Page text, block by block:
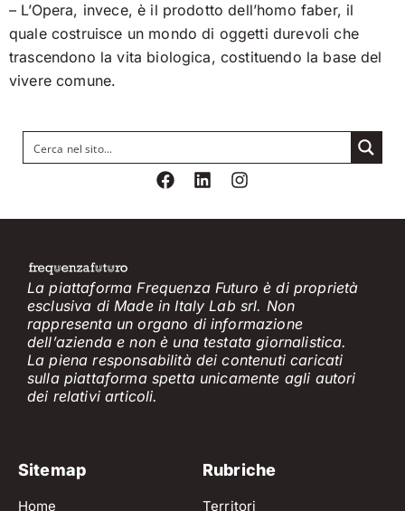
– L’Opera, invece, è il prodotto dell’homo faber, il
quale costruisce un mondo di oggetti durevoli che
trascendono la vita biologica, costituendo la base del
vivere comune.
La piattaforma Frequenza Futuro è di proprietà
esclusiva di Made in Italy Lab srl. Non
rappresenta un organo di informazione
dell’azienda e non è una testata giornalistica.
La piena responsabilità dei contenuti caricati
sulla piattaforma spetta unicamente agli autori
dei relativiarticoli.
Sitemap
Home
Rubriche
Territori